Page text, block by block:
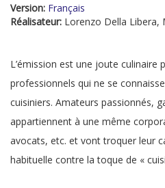
Version: Français
Réalisateur: Lorenzo Della Libera,
L’émission est une joute culinaire
professionnels qui ne se
cuisiniers. Amateurs passionnés,
appartiennent à une même
avocats, etc. et vont troquer leur
habituelle contre la toque de «